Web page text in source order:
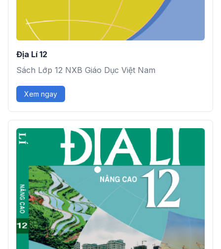
Địa Lí 12
Sách Lớp 12 NXB Giáo Dục Việt Nam
Xem ngay